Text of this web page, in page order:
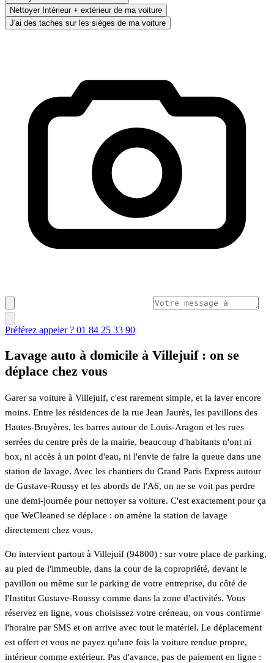
Nettoyer Intérieur + extérieur de ma voiture
J'ai des taches sur les sièges de ma voiture
Préférez appeler ? 01 84 25 33 90
Lavage auto à domicile à Villejuif : on se
déplace chez vous
Garer sa voiture à Villejuif, c'est rarement simple, et la laver encore
moins. Entre les résidences de la rue Jean Jaurès, les pavillons des
Hautes-Bruyères, les barres autour de Louis-Aragon et les rues
serrées du centre près de la mairie, beaucoup d'habitants n'ont ni
box, ni accès à un point d'eau, ni l'envie de faire la queue dans une
station de lavage. Avec les chantiers du Grand Paris Express autour
de Gustave-Roussy et les abords de l'A6, on ne se voit pas perdre
une demi-journée pour nettoyer sa voiture. C'est exactement pour ça
que WeCleaned se déplace : on amène la station de lavage
directement chez vous.
On intervient partout à Villejuif (94800) : sur votre place de parking,
au pied de l'immeuble, dans la cour de la copropriété, devant le
pavillon ou même sur le parking de votre entreprise, du côté de
l'Institut Gustave-Roussy comme dans la zone d'activités. Vous
réservez en ligne, vous choisissez votre créneau, on vous confirme
l'horaire par SMS et on arrive avec tout le matériel. Le déplacement
est offert et vous ne payez qu'une fois la voiture rendue propre,
intérieur comme extérieur. Pas d'avance, pas de paiement en ligne :